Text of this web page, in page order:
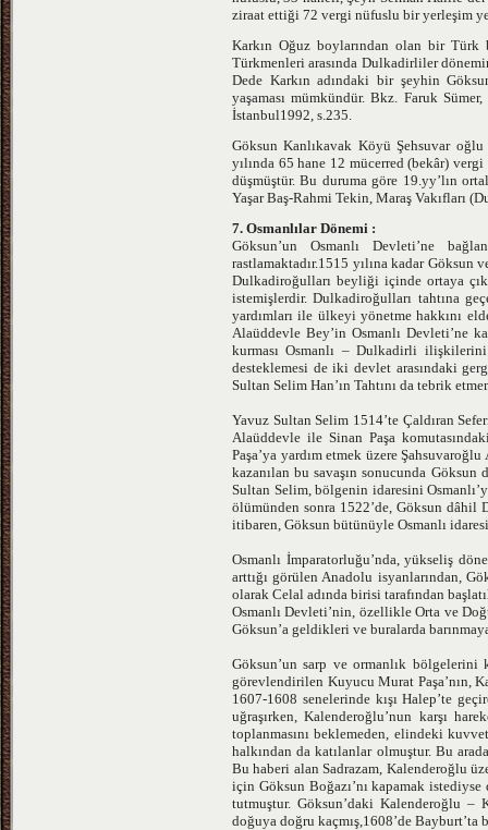
ziraat ettiği 72 vergi nüfuslu bir yerleşim
Karkın Oğuz boylarından olan bir Türk
Türkmenleri arasında Dulkadirliler
Dede Karkın adındaki bir şeyhin
yaşaması mümkündür. Bkz. Faruk
İstanbul1992, s.235.
Göksun Kanlıkavak Köyü Şehsuvar
yılında 65 hane 12 mücerred (bekâr)
düşmüştür. Bu duruma göre 19.yy’lın
Yaşar Baş-Rahmi Tekin, Maraş Vakıfları
7. Osmanlılar Dönemi :
Göksun’un Osmanlı Devleti’ne
rastlamaktadır.1515 yılına kadar
Dulkadiroğulları beyliği içinde ortaya
istemişlerdir. Dulkadiroğulları tahtına
yardımları ile ülkeyi yönetme hakkını
Alaüddevle Bey’in Osmanlı Devleti’ne
kurması Osmanlı – Dulkadirli ilişkilerini
desteklemesi de iki devlet arasındaki
Sultan Selim Han’ın Tahtını da tebrik
Yavuz Sultan Selim 1514’te Çaldıran
Alaüddevle ile Sinan Paşa
Paşa’ya yardım etmek üzere
kazanılan bu savaşın sonucunda
Sultan Selim, bölgenin idaresini
ölümünden sonra 1522’de, Göksun dâhil
itibaren, Göksun bütünüyle Osmanlı
Osmanlı İmparatorluğu’nda, yükseliş
arttığı görülen Anadolu isyanlarından,
olarak Celal adında birisi tarafından
Osmanlı Devleti’nin, özellikle Orta ve
Göksun’a geldikleri ve buralarda
Göksun’un sarp ve ormanlık bölgelerini
görevlendirilen Kuyucu Murat Paşa’nın,
1607-1608 senelerinde kışı Halep’te
uğraşırken, Kalenderoğlu’nun karşı
toplanmasını beklemeden, elindeki
halkından da katılanlar olmuştur. Bu
Bu haberi alan Sadrazam, Kalenderoğlu
için Göksun Boğazı’nı kapamak
tutmuştur. Göksun’daki Kalenderoğlu –
doğuya doğru kaçmış,1608’de Bayburt’ta